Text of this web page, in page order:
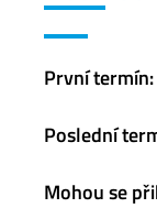
První termín:
Poslední
Mohou se